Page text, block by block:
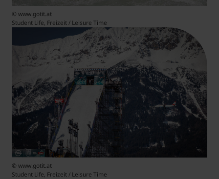
© www.gotit.at
Student Life, Freizeit / Leisure Time
© www.gotit.at
Student Life, Freizeit / Leisure Time